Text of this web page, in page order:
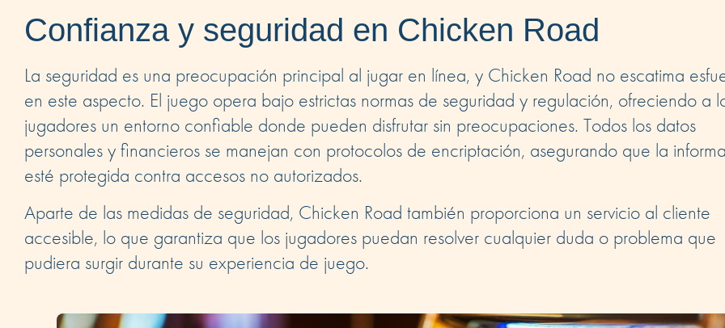
Confianza y seguridad en Chicken Road
La seguridad es una preocupación principal al jugar en línea, y Chicken Road no escatima
en este aspecto. El juego opera bajo estrictas normas de seguridad y regulación, ofreciendo a
jugadores un entorno confiable donde pueden disfrutar sin preocupaciones. Todos los datos
personales y financieros se manejan con protocolos de encriptación, asegurando que la
esté protegida contra accesos no autorizados.
Aparte de las medidas de seguridad, Chicken Road también proporciona un servicio al cliente
accesible, lo que garantiza que los jugadores puedan resolver cualquier duda o problema que
pudiera surgir durante su experiencia de juego.